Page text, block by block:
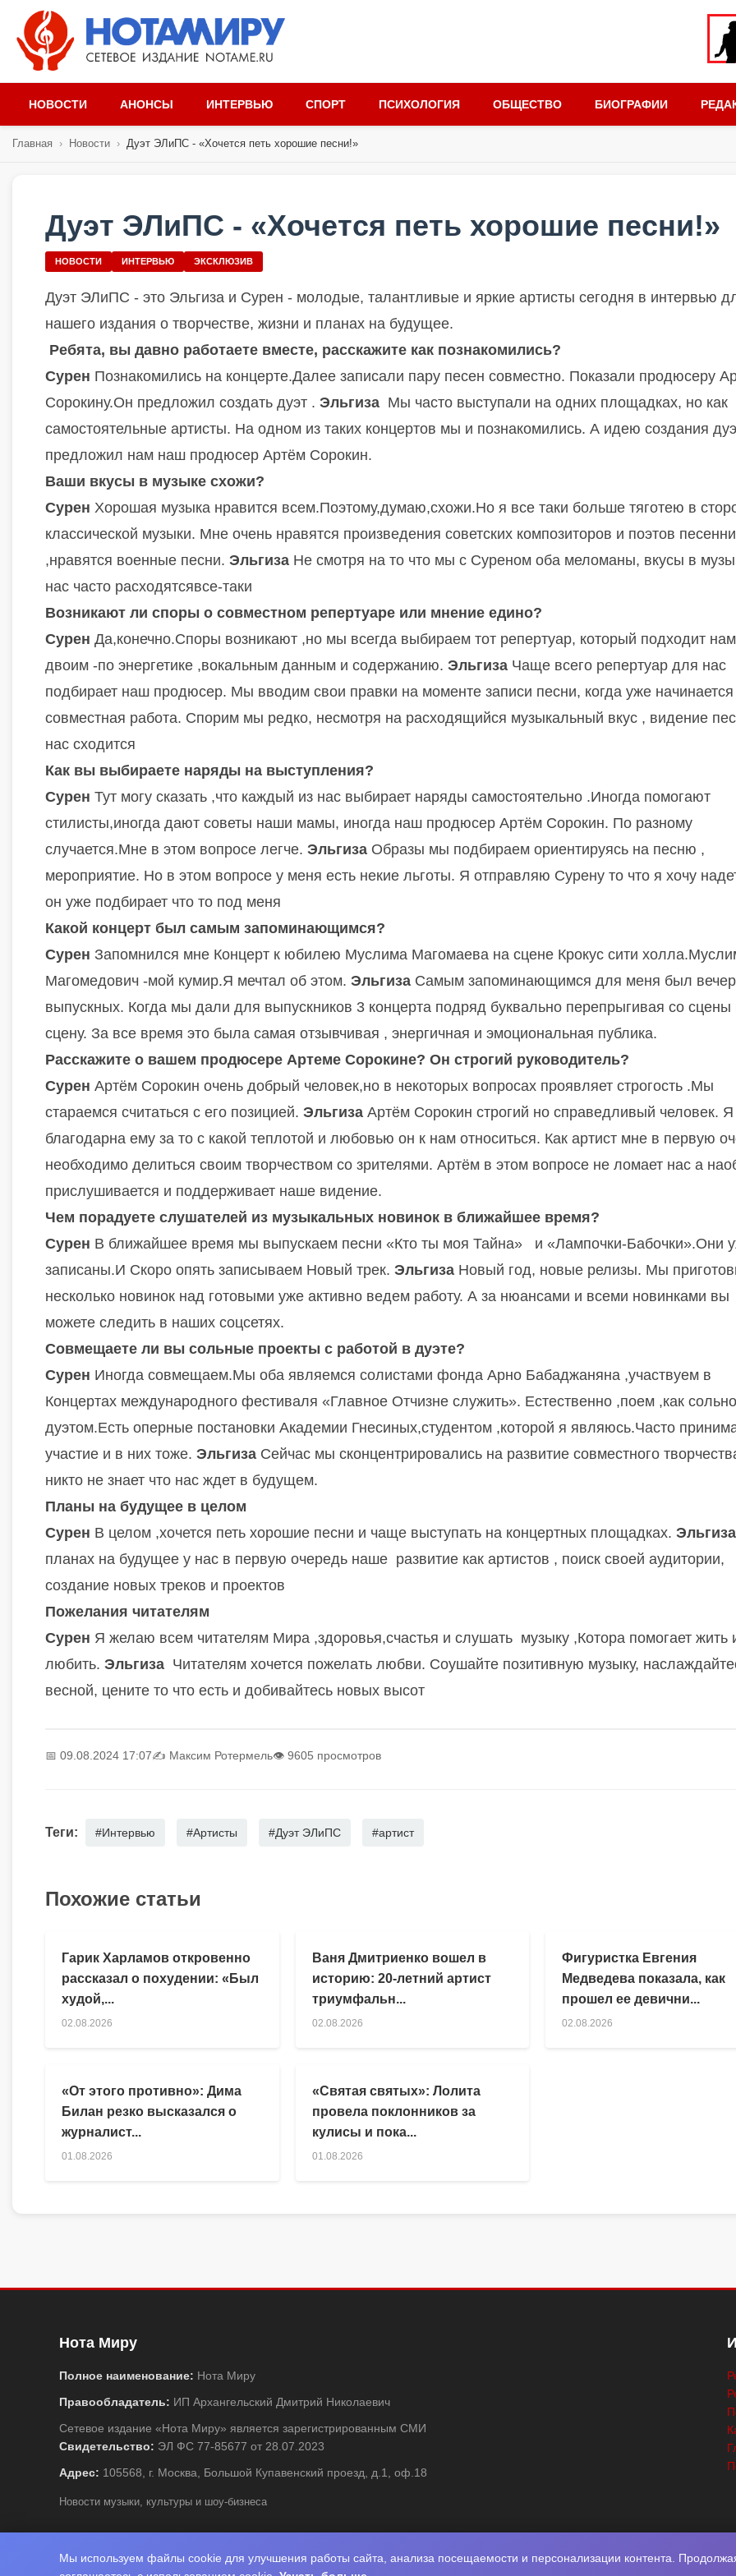
НОВОСТИ АНОНСЫ ИНТЕРВЬЮ СПОРТ ПСИХОЛОГИЯ ОБЩЕСТВО БИОГРАФИИ
Главная › Новости › Дуэт ЭЛиПС - «Хочется петь хорошие песни!»
Дуэт ЭЛиПС - «Хочется петь хорошие песни!»
НОВОСТИ ИНТЕРВЬЮ ЭКСКЛЮЗИВ
Дуэт ЭЛиПС - это Эльгиза и Сурен - молодые, талантливые и яркие артисты сегодня в интервью
нашего издания о творчестве, жизни и планах на будущее.
Ребята, вы давно работаете вместе, расскажите как познакомились?
Сурен Познакомились на концерте.Далее записали пару песен совместно. Показали продюсеру
Сорокину.Он предложил создать дуэт . Эльгиза Мы часто выступали на одних площадках, но как
самостоятельные артисты. На одном из таких концертов мы и познакомились. А идею создания
предложил нам наш продюсер Артём Сорокин.
Ваши вкусы в музыке схожи?
Сурен Хорошая музыка нравится всем.Поэтому,думаю,схожи.Но я все таки больше тяготею в
классической музыки. Мне очень нравятся произведения советских композиторов и поэтов
,нравятся военные песни. Эльгиза Не смотря на то что мы с Суреном оба меломаны, вкусы в
нас часто расходятсявсе-таки
Возникают ли споры о совместном репертуаре или мнение едино?
Сурен Да,конечно.Споры возникают ,но мы всегда выбираем тот репертуар, который подходит нам
двоим -по энергетике ,вокальным данным и содержанию. Эльгиза Чаще всего репертуар для нас
подбирает наш продюсер. Мы вводим свои правки на моменте записи песни, когда уже начинается
совместная работа. Спорим мы редко, несмотря на расходящийся музыкальный вкус , видение
нас сходится
Как вы выбираете наряды на выступления?
Сурен Тут могу сказать ,что каждый из нас выбирает наряды самостоятельно .Иногда помогают
стилисты,иногда дают советы наши мамы, иногда наш продюсер Артём Сорокин. По разному
случается.Мне в этом вопросе легче. Эльгиза Образы мы подбираем ориентируясь на песню ,
мероприятие. Но в этом вопросе у меня есть некие льготы. Я отправляю Сурену то что я хочу
он уже подбирает что то под меня
Какой концерт был самым запоминающимся?
Сурен Запомнился мне Концерт к юбилею Муслима Магомаева на сцене Крокус сити
Магомедович -мой кумир.Я мечтал об этом. Эльгиза Самым запоминающимся для меня был вечер
выпускных. Когда мы дали для выпускников 3 концерта подряд буквально перепрыгивая со сцены
сцену. За все время это была самая отзывчивая , энергичная и эмоциональная публика.
Расскажите о вашем продюсере Артеме Сорокине? Он строгий руководитель?
Сурен Артём Сорокин очень добрый человек,но в некоторых вопросах проявляет строгость .Мы
стараемся считаться с его позицией. Эльгиза Артём Сорокин строгий но справедливый человек. Я
благодарна ему за то с какой теплотой и любовью он к нам относиться. Как артист мне в первую
необходимо делиться своим творчеством со зрителями. Артём в этом вопросе не ломает нас а
прислушивается и поддерживает наше видение.
Чем порадуете слушателей из музыкальных новинок в ближайшее время?
Сурен В ближайшее время мы выпускаем песни «Кто ты моя Тайна» и «Лампочки-Бабочки».Они
записаны.И Скоро опять записываем Новый трек. Эльгиза Новый год, новые релизы. Мы
несколько новинок над готовыми уже активно ведем работу. А за нюансами и всеми новинками вы
можете следить в наших соцсетях.
Совмещаете ли вы сольные проекты с работой в дуэте?
Сурен Иногда совмещаем.Мы оба являемся солистами фонда Арно Бабаджаняна ,участвуем в
Концертах международного фестиваля «Главное Отчизне служить». Естественно ,поем ,как
дуэтом.Есть оперные постановки Академии Гнесиных,студентом ,которой я являюсь.Часто
участие и в них тоже. Эльгиза Сейчас мы сконцентрировались на развитие совместного
никто не знает что нас ждет в будущем.
Планы на будущее в целом
Сурен В целом ,хочется петь хорошие песни и чаще выступать на концертных площадках. Эльгиза
планах на будущее у нас в первую очередь наше развитие как артистов , поиск своей аудитории,
создание новых треков и проектов
Пожелания читателям
Сурен Я желаю всем читателям Мира ,здоровья,счастья и слушать музыку ,Котора помогает жить
любить. Эльгиза Читателям хочется пожелать любви. Соушайте позитивную музыку,
весной, цените то что есть и добивайтесь новых высот
📅 09.08.2024 17:07✍️ Максим Ротермель👁 9605 просмотров
Теги: #Интервью #Артисты #Дуэт ЭЛиПС #артист
Похожие статьи
Гарик Харламов откровенно
рассказал о похудении: «Был
худой,...
02.08.2026
Ваня Дмитриенко вошел в
историю: 20-летний артист
триумфальн...
02.08.2026
Фигуристка Евгения
Медведева показала, как
прошел ее девични...
02.08.2026
«От этого противно»: Дима
Билан резко высказался о
журналист...
01.08.2026
«Святая святых»: Лолита
провела поклонников за
кулисы и пока...
01.08.2026
Нота Миру
Полное наименование: Нота Миру
Правообладатель: ИП Архангельский Дмитрий Николаевич
Сетевое издание «Нота Миру» является зарегистрированным СМИ
Свидетельство: ЭЛ ФС 77-85677 от 28.07.2023
Адрес: 105568, г. Москва, Большой Купавенский проезд, д.1, оф.18
Новости музыки, культуры и шоу-бизнеса
. Разработка Фабрика Медиа Мьюзик . Все права
Мы используем файлы cookie для улучшения работы сайта, анализа посещаемости и персонализации контента.